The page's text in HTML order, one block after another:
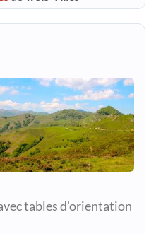
tables d'orientation